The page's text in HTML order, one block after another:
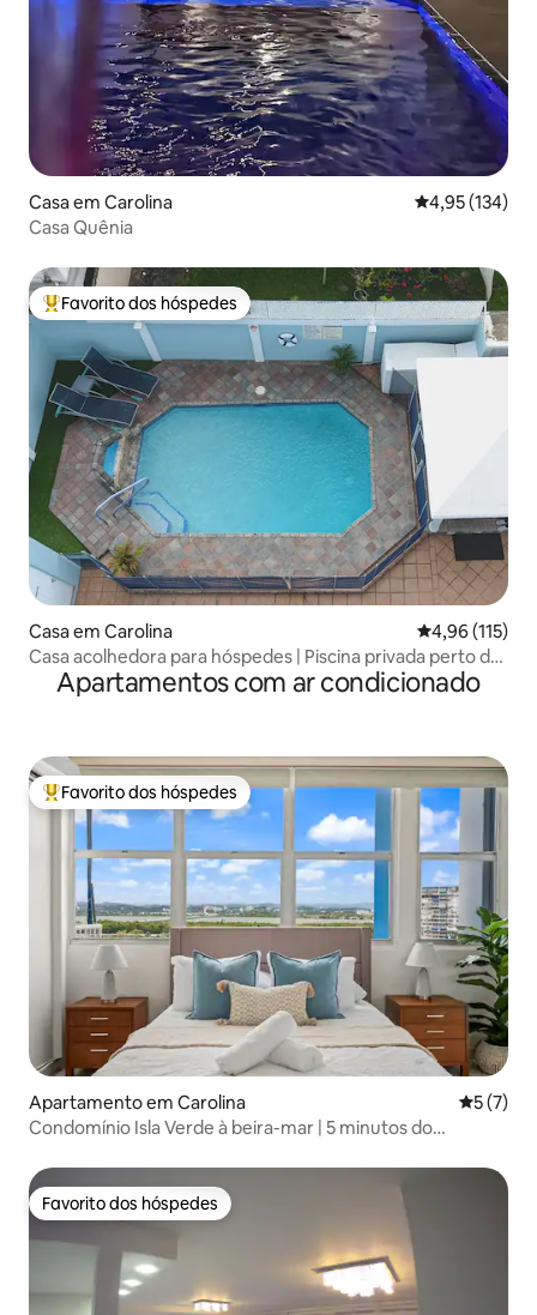
Casa em Carolina Classificação
4,95 (134)
Casa Quênia
Favoritos dos hóspedes mais apreciados
Favorito dos hóspedes
Casa em Carolina Classificação
4,96 (115)
Casa acolhedora para hóspedes | Piscina privada perto do
aeroporto
Apartamentos com ar condicionado
Favoritos dos hóspedes mais apreciados
Favorito dos hóspedes
Apartamento em Carolina
5 (7)
Condomínio Isla Verde à beira-mar | 5 minutos do
Favorito dos hóspedes
Favorito dos hóspedes